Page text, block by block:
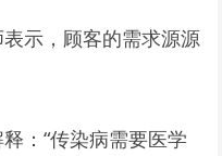
示，顾客的需求源源
：“传染病需要医学